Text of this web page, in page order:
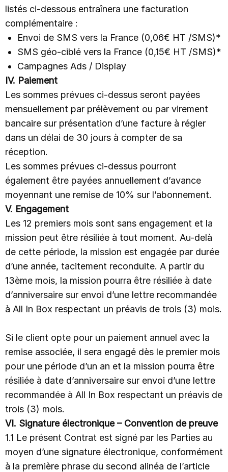
listés ci-dessous entraînera une facturation
complémentaire :
Envoi de SMS vers la France (0,06€ HT /SMS)*
SMS géo-ciblé vers la France (0,15€ HT /SMS)*
Campagnes Ads / Display
IV. Paiement
Les sommes prévues ci-dessus seront payées
mensuellement par prélèvement ou par virement
bancaire sur présentation d’une facture à régler
dans un délai de 30 jours à compter de sa
réception.
Les sommes prévues ci-dessus pourront
également être payées annuellement d’avance
moyennant une remise de 10% sur l’abonnement.
V. Engagement
Les 12 premiers mois sont sans engagement et la
mission peut être résiliée à tout moment. Au-delà
de cette période, la mission est engagée par durée
d’une année, tacitement reconduite. A partir du
13ème mois, la mission pourra être résiliée à date
d’anniversaire sur envoi d’une lettre recommandée
à All In Box respectant un préavis de trois (3) mois.
Si le client opte pour un paiement annuel avec la
remise associée, il sera engagé dès le premier mois
pour une période d’un an et la mission pourra être
résiliée à date d’anniversaire sur envoi d’une lettre
recommandée à All In Box respectant un préavis de
trois (3) mois.
VI. Signature électronique – Convention de preuve
1.1 Le présent Contrat est signé par les Parties au
moyen d’une signature électronique, conformément
à la première phrase du second alinéa de l’article